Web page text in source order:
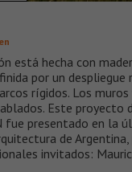
está hecha con
por un despliegue
rígidos. Los
Este proyecto
fue presentado en la
de
invitados: